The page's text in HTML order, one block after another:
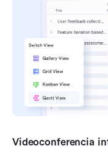
Videoconferencia